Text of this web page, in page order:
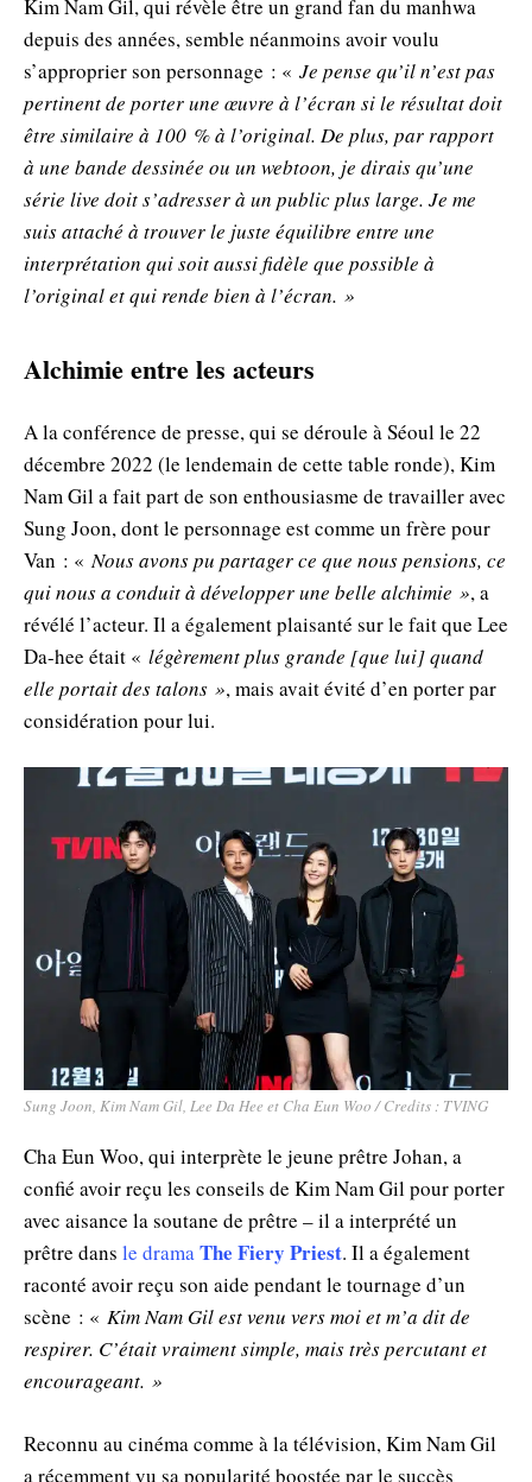
Kim Nam Gil, qui révèle être un grand fan du manhwa
depuis des années, semble néanmoins avoir voulu
s’approprier son personnage : « Je pense qu’il n’est pas
pertinent de porter une œuvre à l’écran si le résultat doit
être similaire à 100 %à l’original. De plus, par rapport
à une bande dessinée ou un webtoon, je dirais qu’une
série live doit s’adresser à un public plus large. Je me
suis attaché à trouver le juste équilibre entre une
interprétation qui soit aussi fidèle que possible à
l’original et qui rende bien à l’écran. »
Alchimie entre les acteurs
A la conférence de presse, qui se déroule à Séoul le 22
décembre 2022 (le lendemain de cette table ronde), Kim
Nam Gil a fait part de son enthousiasme de travailler avec
Sung Joon, dont le personnage est comme un frère pour
Van : « Nous avons pu partager ce que nous pensions, ce
qui nous a conduit à développer une belle alchimie », a
révélé l’acteur. Il a également plaisanté sur le fait que Lee
Da-hee était « légèrement plus grande [que lui] quand
elle portait des talons », mais avait évité d’en porter par
considération pour lui.
Sung Joon, Kim Nam Gil, Lee Da Hee et Cha Eun Woo / Credits : TVING
Cha Eun Woo, qui interprète le jeune prêtre Johan, a
confié avoir reçu les conseils de Kim Nam Gil pour porter
avec aisance la soutane de prêtre – il a interprété un
prêtre dans le drama The Fiery Priest. Il a également
raconté avoir reçu son aide pendant le tournage d’un
scène : « Kim Nam Gil est venu vers moi et m’a dit de
respirer. C’était vraiment simple, mais très percutant et
encourageant. »
Reconnu au cinéma comme à la télévision, Kim Nam Gil
a récemment vu sa popularité boostée par le succès